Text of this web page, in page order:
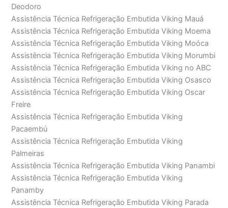
Deodoro
Assistência Técnica Refrigeração Embutida Viking Mauá
Assistência Técnica Refrigeração Embutida Viking Moema
Assistência Técnica Refrigeração Embutida Viking Moóca
Assistência Técnica Refrigeração Embutida Viking Morumbi
Assistência Técnica Refrigeração Embutida Viking no ABC
Assistência Técnica Refrigeração Embutida Viking Osasco
Assistência Técnica Refrigeração Embutida Viking Oscar
Freire
Assistência Técnica Refrigeração Embutida Viking
Pacaembú
Assistência Técnica Refrigeração Embutida Viking
Palmeiras
Assistência Técnica Refrigeração Embutida Viking Panambi
Assistência Técnica Refrigeração Embutida Viking
Panamby
Assistência Técnica Refrigeração Embutida Viking Parada